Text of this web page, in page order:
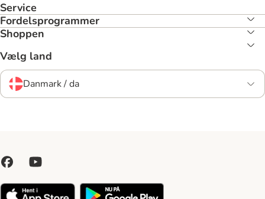
Service
Fordelsprogrammer
Shoppen
Vælg land
Danmark / da